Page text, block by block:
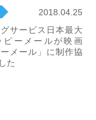
2018.04.25
サービス日本最大
ピーメールが映画
ーメール」に制作協
た